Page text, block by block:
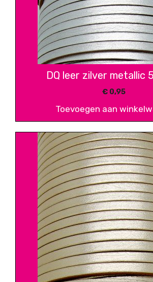
DQ leer zilver metallic
€ 0,95
Toevoegen aan